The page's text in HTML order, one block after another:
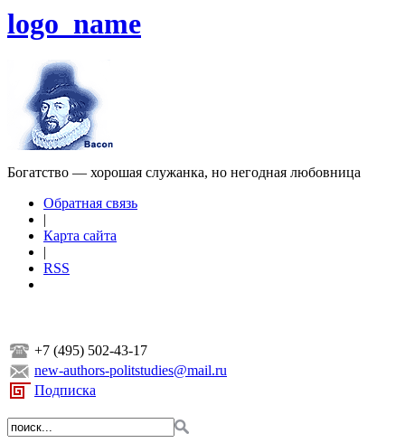
logo_name
Богатство — хорошая служанка, но негодная любовница
Обратная связь
|
Карта сайта
|
RSS
+7 (495) 502-43-17
new-authors-politstudies@mail.ru
Подписка